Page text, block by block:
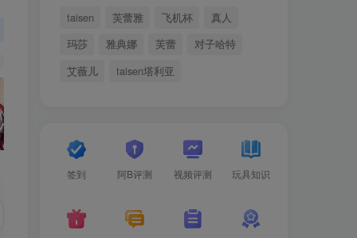
taisen 芙蕾雅 飞机杯
真人
玛莎
雅典娜 芙蕾
对子哈特
艾薇儿
taisen塔利亚
签到 阿B评测 视频评测 玩具知识